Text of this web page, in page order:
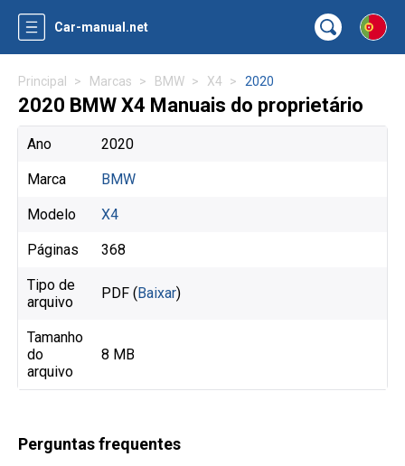
Car-manual.net
Principal Marcas BMW X4 2020
2020 BMW X4 Manuais do proprietário
Ano 2020
Marca BMW
Modelo X4
Páginas 368
Tipo de
arquivo
PDF (Baixar)
Tamanho
do
arquivo
8 MB
Perguntas frequentes